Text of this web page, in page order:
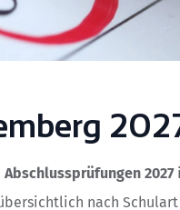
2027
nach